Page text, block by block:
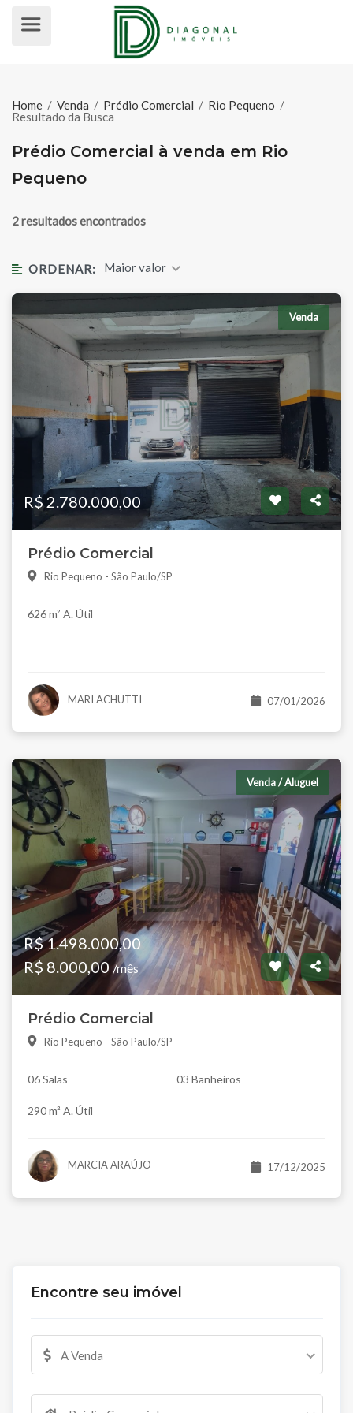
Home / Venda / Prédio Comercial / Rio Pequeno /
Resultado da Busca
Prédio Comercial à venda em Rio
Pequeno
Encontre seu imóvel
A Venda
2 resultados encontrados
ORDENAR: Maior valor
Venda
R$ 2.780.000,00
Prédio Comercial
Rio Pequeno - São Paulo/SP
626 m² A. Útil
MARI ACHUTTI 07/01/2026
Venda / Aluguel
R$ 1.498.000,00
R$ 8.000,00 /mês
Prédio Comercial
Rio Pequeno - São Paulo/SP
06 Salas 03 Banheiros
290 m² A. Útil
MARCIA ARAÚJO 17/12/2025